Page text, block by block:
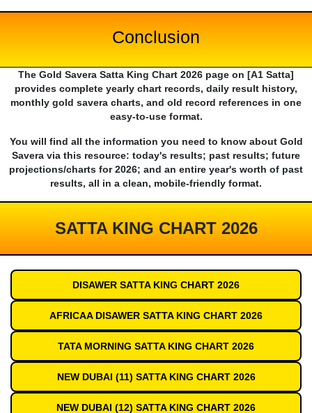
Conclusion
The Gold Savera Satta King Chart 2026 page on [A1 Satta]
provides complete yearly chart records, daily result history,
monthly gold savera charts, and old record references in one
easy-to-use format.
You will find all the information you need to know about Gold
Savera via this resource: today's results; past results; future
projections/charts for 2026; and an entire year's worth of past
results, all in a clean, mobile-friendly format.
SATTA KING CHART 2026
DISAWER SATTA KING CHART 2026
AFRICAA DISAWER SATTA KING CHART 2026
TATA MORNING SATTA KING CHART 2026
NEW DUBAI (11) SATTA KING CHART 2026
NEW DUBAI (12) SATTA KING CHART 2026